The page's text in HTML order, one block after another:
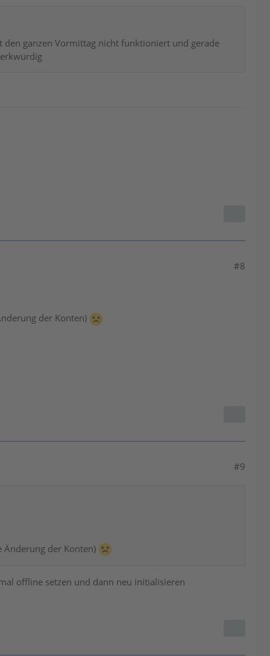
ganzen Vormittag nicht funktioniert und gerade
#8
der Konten)
#9
Änderung der Konten)
offline setzen und dann neu initialisieren